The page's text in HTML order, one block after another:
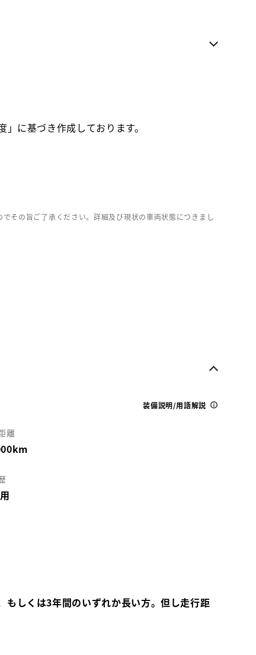
に基づき作成しております。
その旨ご了承ください。詳細及び現状の車両状態につきまし
装備説明/用語解説
離
しくは3年間のいずれか長い方。但し走行距